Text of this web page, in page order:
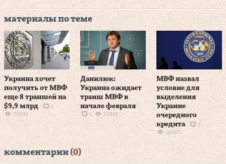
материалы по теме
Украина хочет
получить от МВФ
еще 8 траншей на
$9,9 млрд
1
20439
Данилюк:
Украина ожидает
транш МВФ в
начале февраля
1 22939
МВФ назвал
условие для
выделения
Украине
очередного
кредита
3
30195
комментарии (0)